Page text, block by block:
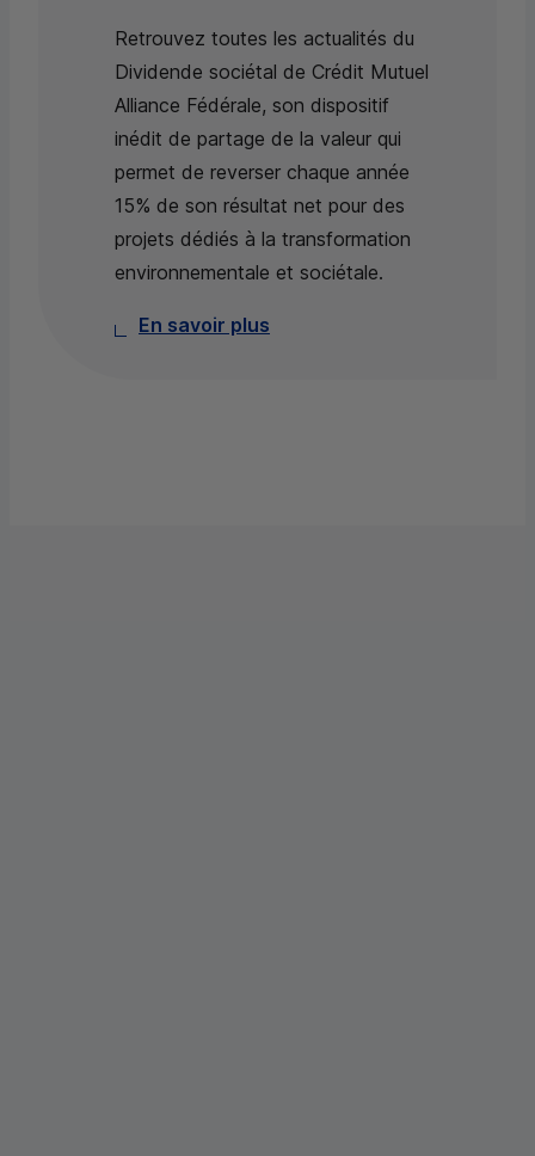
Retrouvez toutes les actualités du
Dividende sociétal de Crédit Mutuel
Alliance Fédérale, son dispositif
inédit de partage de la valeur qui
permet de reverser chaque année
15% de son résultat net pour des
projets dédiés à la transformation
environnementale et sociétale.
En savoir plus